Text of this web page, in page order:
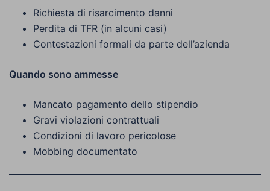
Richiesta di risarcimento danni
Perdita di TFR (in alcuni casi)
Contestazioni formali da parte dell’azienda
Quando sono ammesse
Mancato pagamento dello stipendio
Gravi violazioni contrattuali
Condizioni di lavoro pericolose
Mobbing documentato